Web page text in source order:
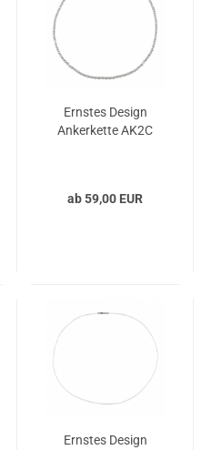
Ernstes Design
Ankerkette AK2C
ab 59,00 EUR
Ernstes Design